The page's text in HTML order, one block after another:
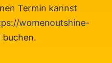
Termin kannst
womenoutshine-
buchen.